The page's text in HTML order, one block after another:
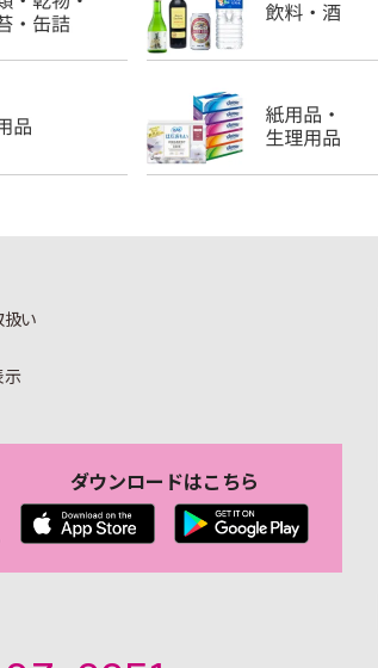
い
示
ダウンロードはこちら